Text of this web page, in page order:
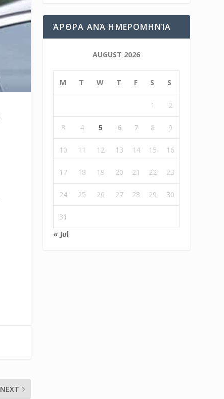
NEXT
ΆΡΘΡΑ ΑΝΆ ΗΜΕΡΟΜΗΝΊΑ
AUGUST 2026
M T W T F S S
1 2
3 4 5 6 7 8 9
10 11 12 13 14 15 16
17 18 19 20 21 22 23
24 25 26 27 28 29 30
31
« Jul